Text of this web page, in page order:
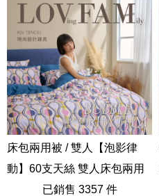
床包兩用被 / 雙人【泡影律
動】60支天絲 雙人床包兩用
被套組 抗菌兩用被 獨家設計
已銷售 3357 件